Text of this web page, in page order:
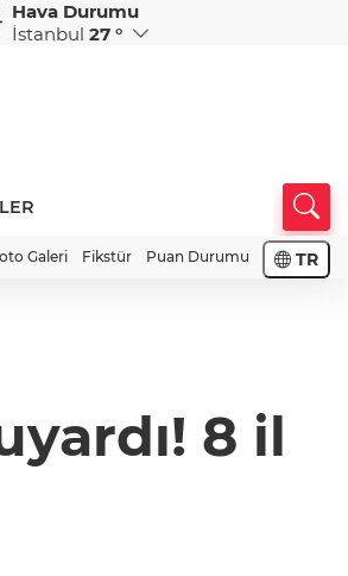
CAD
33,9508
Hava Durumu
İstanbul 27 °
Galeri Fikstür Puan Durumu TR
8 il